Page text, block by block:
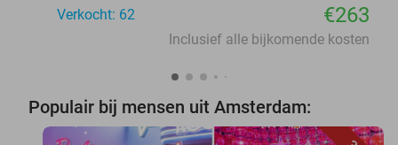
Verkocht: 62 €263
Inclusief alle bijkomende kosten
Populair bij mensen uit Amsterdam: